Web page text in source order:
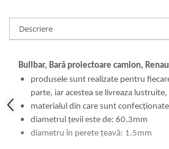
Lampi Stop, Semnalizare & Triple
Lampi Fata cu Bec & Semnalizare
Lampi Spate cu Bec & Triple
Lampi Spate LED & Triple
Seturi Lampi Spate Triple
Lumini de Zi, DRL
Proiectoare de lucru si marsarier
Descriere
Bullbar, Bară proiectoare camion,
produsele sunt realizate pentru
parte, iar acestea se livreaza
materialul din care sunt
diametrul țevii este de: 60.3mm
diametru în perete țeavă: 1.5mm